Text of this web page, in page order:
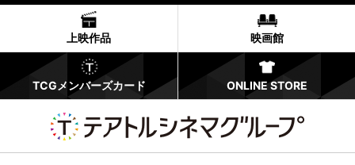
上映作品 映画館
TCGメンバーズカード ONLINE STORE